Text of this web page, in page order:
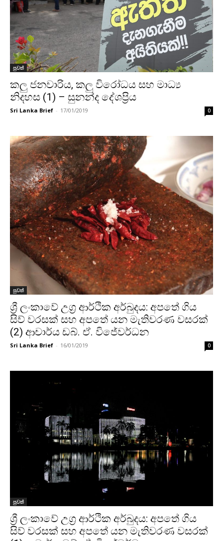
පුවත්
කලු ජනවාරිය, කලු විරෝධය සහ මාධ්‍ය
නිදහස (1) – සුනන්ද දේශප්‍රිය
Sri Lanka Brief - 17/01/2019 0
පුවත්
ශ්‍රී ලංකාවේ උග්‍ර ආර්ථික අර්බුදය: අපතේ ගිය
සිව් වරසක් සහ අපතේ යන මැතිවරණ වසරක්
(2) ආචාර්ය ඩබ්. ඒ. විජේවර්ධන
Sri Lanka Brief - 16/01/2019 0
පුවත්
ශ්‍රී ලංකාවේ උග්‍ර ආර්ථික අර්බුදය: අපතේ ගිය
සිව් වරසක් සහ අපතේ යන මැතිවරණ වසරක්